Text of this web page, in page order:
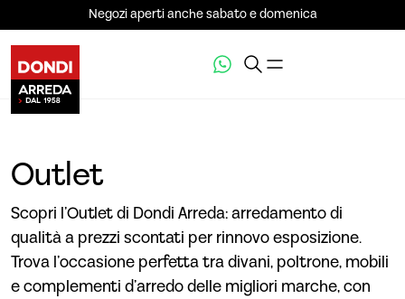
Negozi aperti anche sabato e domenica
Outlet
Scopri l’Outlet di Dondi Arreda: arredamento di
qualità a prezzi scontati per rinnovo esposizione.
Trova l’occasione perfetta tra divani, poltrone, mobili
e complementi d’arredo delle migliori marche, con